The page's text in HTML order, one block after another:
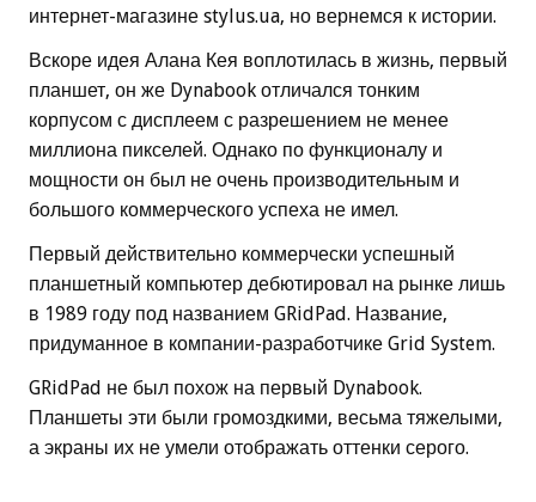
интернет-магазине stylus.ua, но вернемся к истории.
Вскоре идея Алана Кея воплотилась в жизнь, первый
планшет, он же Dynabook отличался тонким
корпусом с дисплеем с разрешением не менее
миллиона пикселей. Однако по функционалу и
мощности он был не очень производительным и
большого коммерческого успеха не имел.
Первый действительно коммерчески успешный
планшетный компьютер дебютировал на рынке лишь
в 1989 году под названием GRidPad. Название,
придуманное в компании-разработчике Grid System.
GRidPad не был похож на первый Dynabook.
Планшеты эти были громоздкими, весьма тяжелыми,
а экраны их не умели отображать оттенки серого.